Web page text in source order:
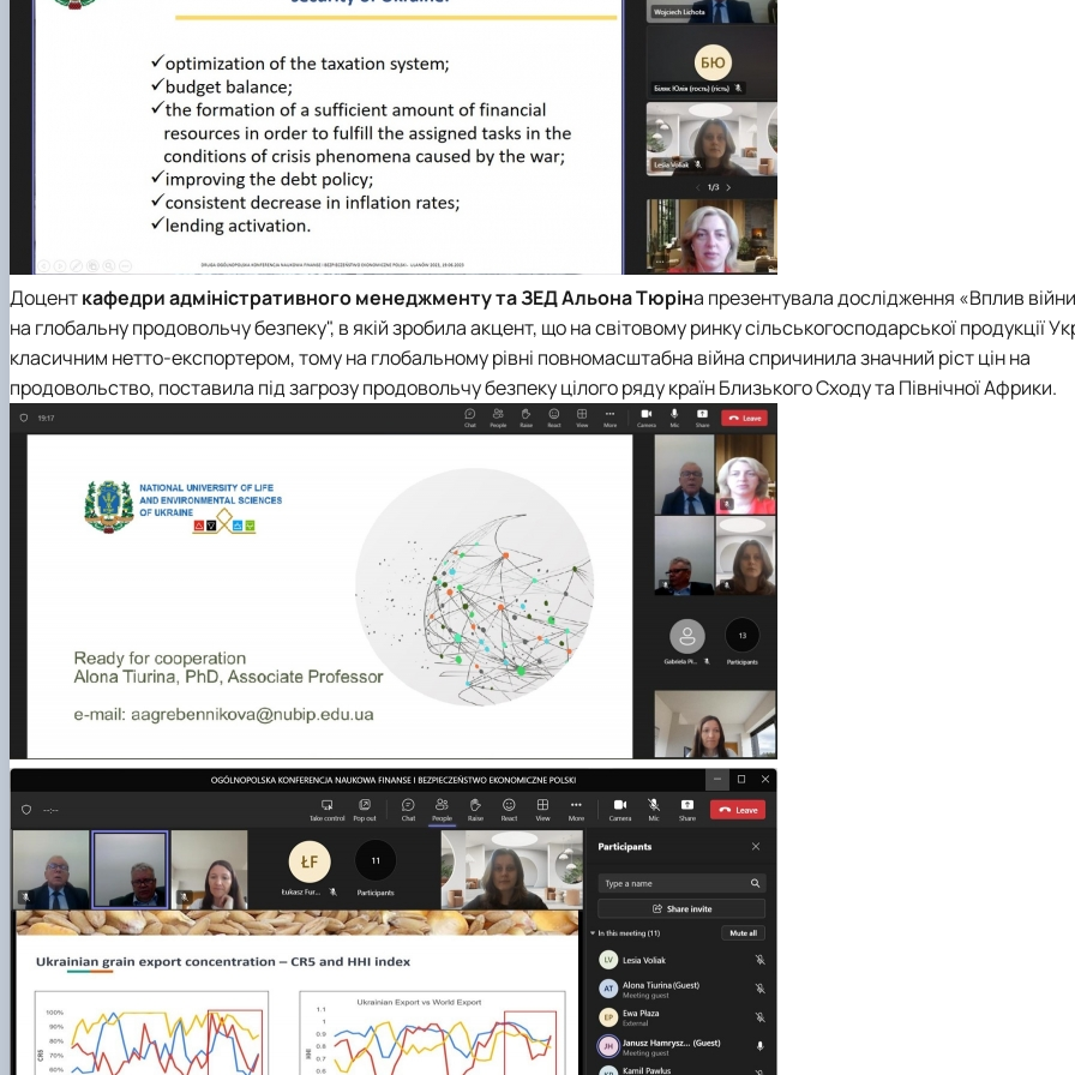
Доценткафедри адміністративного менеджменту та ЗЕДАльона Тюріна презентувала дослідження «Вплив війни
на глобальну продовольчу безпеку", в якій зробила акцент, що на світовому ринку сільськогосподарської продукції
класичним нетто-експортером, тому на глобальному рівні повномасштабна війна спричинила значний ріст цін на
продовольство, поставила під загрозу продовольчу безпеку цілого ряду країн Близького Сходу та Північної Африки.